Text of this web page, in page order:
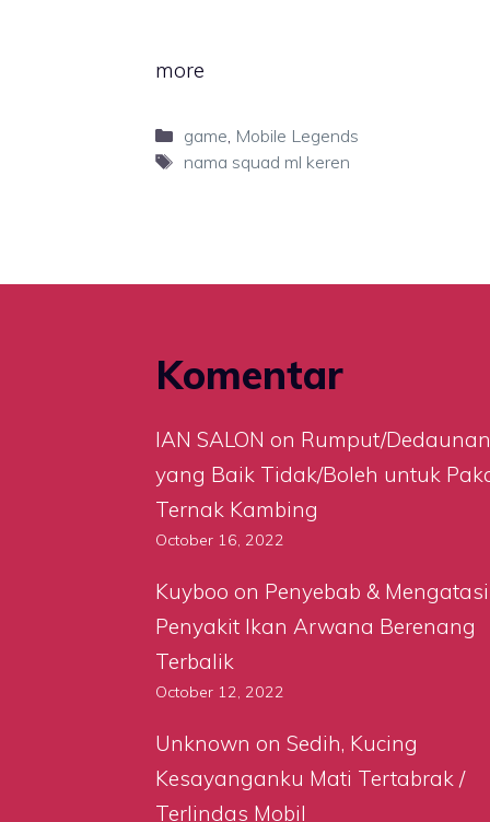
more
Categories
game, Mobile Legends
Tags
nama squad ml keren
Komentar
IAN SALON on Rumput/Dedaunan
yang Baik Tidak/Boleh untuk
Ternak Kambing
October 16, 2022
Kuyboo on Penyebab & Mengatasi
Penyakit Ikan Arwana Berenang
Terbalik
October 12, 2022
Unknown on Sedih, Kucing
Kesayanganku Mati Tertabrak /
Terlindas Mobil